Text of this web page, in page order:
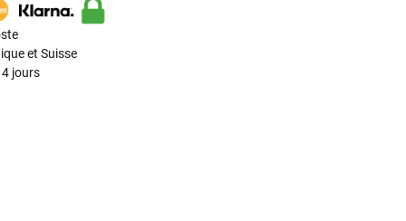
et Suisse
jours